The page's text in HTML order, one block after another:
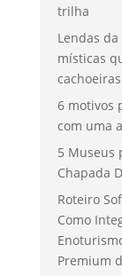
trilha
Lendas
místicas
6 motivos
com uma
5 Museus
Chapada
Roteiro
Como
Premium